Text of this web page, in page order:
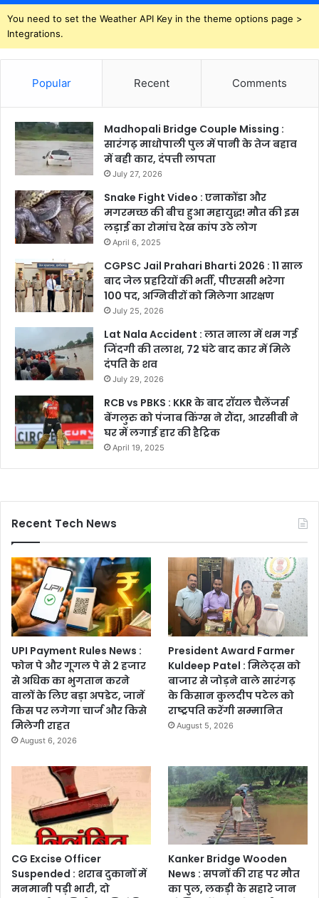
You need to set the Weather API Key in the theme options page >
Integrations.
Popular Recent Comments
Madhopali Bridge Couple Missing :
सारंगढ़ माधोपाली पुल में पानी के तेज बहाव
में बही कार, दंपत्ती लापता
July 27, 2026
Snake Fight Video : एनाकोंडा और
मगरमच्छ की बीच हुआ महायुद्ध! मौत की इस
लड़ाई का रोमांच देख कांप उठे लोग
April 6, 2025
CGPSC Jail Prahari Bharti 2026 : 11 साल
बाद जेल प्रहरियों की भर्ती, पीएससी भरेगा
100 पद, अग्निवीरों को मिलेगा आरक्षण
July 25, 2026
Lat Nala Accident : लात नाला में थम गई
जिंदगी की तलाश, 72 घंटे बाद कार में मिले
दंपति के शव
July 29, 2026
RCB vs PBKS : KKR के बाद रॉयल चैलेंजर्स
बेंगलुरु को पंजाब किंग्स ने रौंदा, आरसीबी ने
घर में लगाई हार की हैट्रिक
April 19, 2025
Recent Tech News
UPI Payment Rules News :
फोन पे और गूगल पे से 2 हजार
से अधिक का भुगतान करने
वालों के लिए बड़ा अपडेट, जानें
किस पर लगेगा चार्ज और किसे
मिलेगी राहत
August 6, 2026
President Award Farmer
Kuldeep Patel : मिलेट्स को
बाजार से जोड़ने वाले सारंगढ़
के किसान कुलदीप पटेल को
राष्ट्रपति करेंगी सम्मानित
August 5, 2026
CG Excise Officer
Suspended : शराब दुकानों में
मनमानी पड़ी भारी, दो
Kanker Bridge Wooden
News : सपनों की राह पर मौत
का पुल, लकड़ी के सहारे जान